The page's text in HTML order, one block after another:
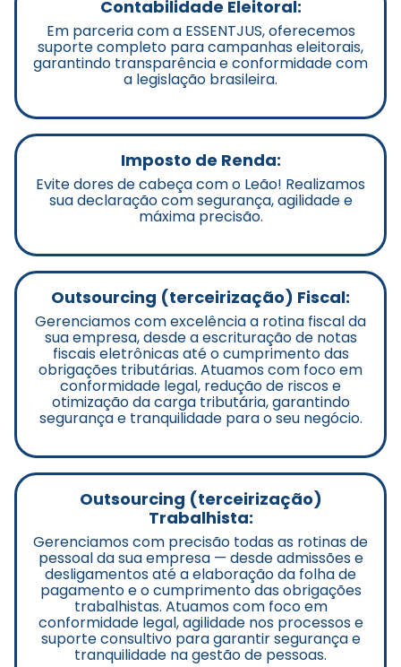
Contabilidade Eleitoral:
Em parceria com a ESSENTJUS, oferecemos
suporte completo para campanhas eleitorais,
garantindo transparência e conformidade com
a legislação brasileira.
Imposto de Renda:
Evite dores de cabeça com o Leão! Realizamos
sua declaração com segurança, agilidade e
máxima precisão.
Outsourcing (terceirização) Fiscal:
Gerenciamos com excelência a rotina fiscal da
sua empresa, desde a escrituração de notas
fiscais eletrônicas até o cumprimento das
obrigações tributárias. Atuamos com foco em
conformidade legal, redução de riscos e
otimização da carga tributária, garantindo
segurança e tranquilidade para o seu negócio.
Outsourcing (terceirização)
Trabalhista:
Gerenciamos com precisão todas as rotinas de
pessoal da sua empresa — desde admissões e
desligamentos até a elaboração da folha de
pagamento e o cumprimento das obrigações
trabalhistas. Atuamos com foco em
conformidade legal, agilidade nos processos e
suporte consultivo para garantir segurança e
tranquilidade na gestão de pessoas.